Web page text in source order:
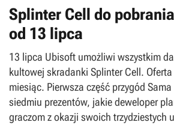
Splinter Cell do
od 13 lipca
13 lipca Ubisoft umożliwi wszystkim
kultowej skradanki Splinter Cell.
miesiąc. Pierwsza część przygód
siedmiu prezentów, jakie deweloper
graczom z okazji swoich trzydziestych